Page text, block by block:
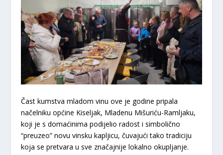
Čast kumstva mladom vinu ove je godine pripala
načelniku općine Kiseljak, Mladenu Mišuriću-Ramljaku,
koji je s domaćinima podijelio radost i simbolično
“preuzeo” novu vinsku kapljicu, čuvajući tako tradiciju
koja se pretvara u sve značajnije lokalno okupljanje.